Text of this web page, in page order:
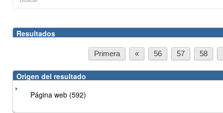
Resultados
Primera « 56 57 58
Origen del resultado
Página web (592)